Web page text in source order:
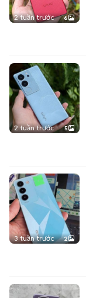
2 tuần trước 6
2 tuần trước 5
3 tuần trước 2